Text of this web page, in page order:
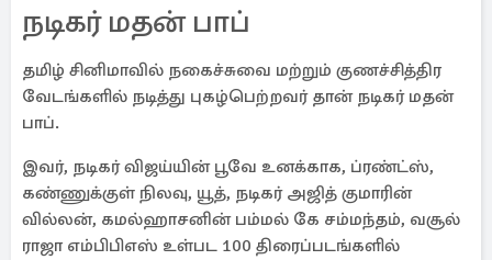
நடிகர் மதன் பாப்
தமிழ் சினிமாவில் நகைச்சுவை மற்றும் குணச்சித்திர
வேடங்களில் நடித்து புகழ்பெற்றவர் தான் நடிகர் மதன்
பாப்.
இவர், நடிகர் விஜய்யின் பூவே உனக்காக, ப்ரண்ட்ஸ்,
கண்ணுக்குள் நிலவு, யூத், நடிகர் அஜித் குமாரின்
வில்லன், கமல்ஹாசனின் பம்மல் கே சம்மந்தம், வசூல்
ராஜா எம்பிபிஎஸ் உள்பட 100 திரைப்படங்களில்